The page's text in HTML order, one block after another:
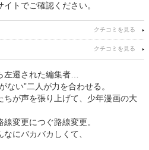
トでご確認ください。
左遷された編集者…
ない”二人が力を合わせる。
が声を張り上げて、少年漫画の大
変更につぐ路線変更。
にバカバカしくて、